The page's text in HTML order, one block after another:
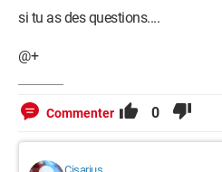
si tu as des questions....
@+
Commenter 0